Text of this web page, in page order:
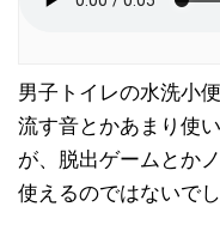
男子トイレの水洗小
流す音とかあまり使
が、脱出ゲームとか
使えるのではないでし